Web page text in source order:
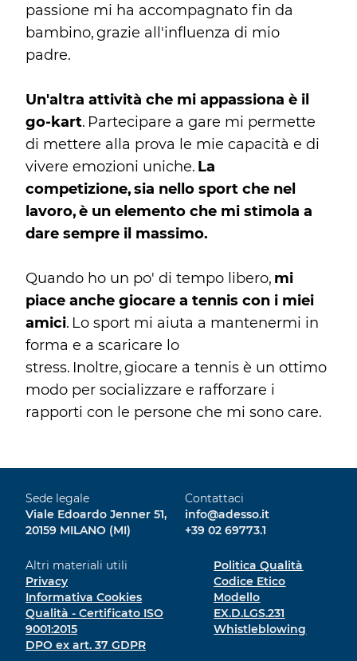
passione mi ha accompagnato fin da
bambino, grazie all'influenza di mio
padre.
Un'altra attività che mi appassiona è il
go-kart. Partecipare a gare mi permette
di mettere alla prova le mie capacità e di
vivere emozioni uniche. La
competizione, sia nello sport che nel
lavoro, è un elemento che mi stimola a
dare sempre il massimo.
Quando ho un po' di tempo libero, mi
piace anche giocare a tennis con i miei
amici. Lo sport mi aiuta a mantenermi in
forma e a scaricare lo
stress. Inoltre, giocare a tennis è un ottimo
modo per socializzare e rafforzare i
rapporti con le persone che mi sono care.
Sede legale
Viale Edoardo Jenner 51,
20159 MILANO (MI)
Contattaci
info@adesso.it
+39 02 69773.1
Altri materiali utili
Privacy
Informativa Cookies
Qualità - Certificato ISO
9001:2015
DPO ex art. 37 GDPR
Politica Qualità
Codice Etico
Modello
EX.D.LGS.231
Whistleblowing